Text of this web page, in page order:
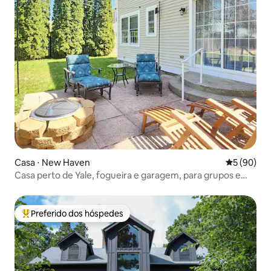
Casa ⋅ New Haven 5 de uma
5 (90)
Casa perto de Yale, fogueira e garagem, para grupos e
Entre os melhores preferidos dos hóspedes
Preferido dos hóspedes